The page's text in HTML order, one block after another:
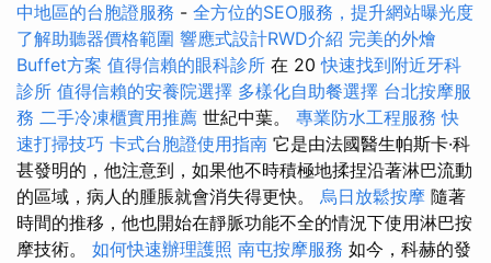
中地區的台胞證服務 - 全方位的SEO服務，提升網站曝光度
了解助聽器價格範圍 響應式設計RWD介紹 完美的外燴
Buffet方案 值得信賴的眼科診所 在 20快速找到附近牙科
診所 值得信賴的安養院選擇 多樣化自助餐選擇 台北按摩服
務 二手冷凍櫃實用推薦 世紀中葉。 專業防水工程服務 快
速打掃技巧 卡式台胞證使用指南 它是由法國醫生帕斯卡·科
甚發明的，他注意到，如果他不時積極地揉捏沿著淋巴流動
的區域，病人的腫脹就會消失得更快。 烏日放鬆按摩 隨著
時間的推移，他也開始在靜脈功能不全的情況下使用淋巴按
摩技術。 如何快速辦理護照 南屯按摩服務 如今，科赫的發